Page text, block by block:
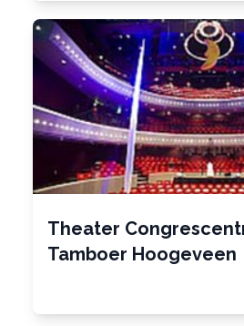
Theater
Tamboer Hoogeveen